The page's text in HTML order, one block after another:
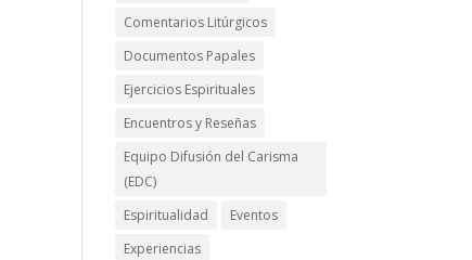
Comentarios Litúrgicos
Documentos Papales
Ejercicios Espirituales
Encuentros y Reseñas
Equipo Difusión del Carisma
(EDC)
Espiritualidad
Eventos
Experiencias